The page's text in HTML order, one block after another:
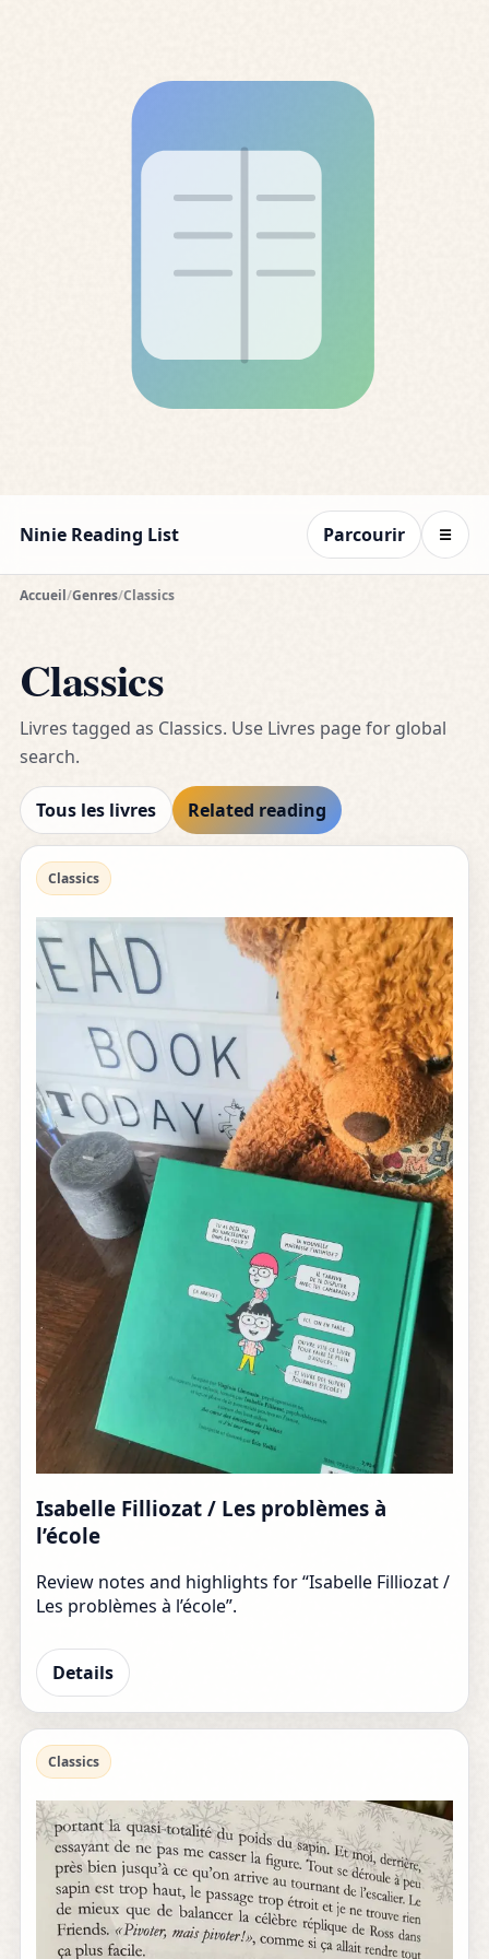
Ninie Reading List Parcourir ☰
Accueil/Genres/Classics
Classics
Livres tagged as Classics. Use Livres page for global
search.
Tous les livres Related reading
Classics
Isabelle Filliozat / Les problèmes à
l’école
Review notes and highlights for “Isabelle Filliozat /
Les problèmes à l’école”.
Details
Classics